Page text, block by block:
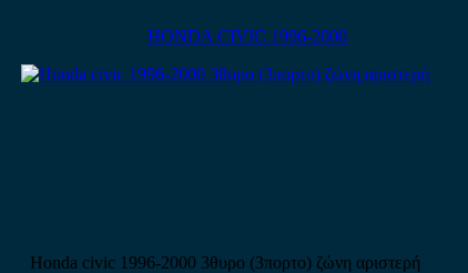
HONDA CIVIC 1996-2000
Honda civic 1996-2000 3θυρο (3πορτο) ζώνη αριστερή